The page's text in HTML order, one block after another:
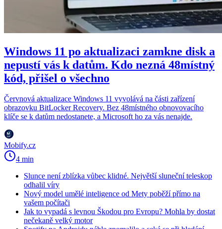
Windows 11 po aktualizaci zamkne disk a
nepustí vás k datům. Kdo nezná 48místný
kód, přišel o všechno
Červnová aktualizace Windows 11 vyvolává na části zařízení
obrazovku BitLocker Recovery. Bez 48místného obnovovacího
klíče se k datům nedostanete, a Microsoft ho za vás nenajde.
Mobify.cz
4 min
Slunce není zblízka vůbec klidné. Největší sluneční teleskop
odhalil víry
Nový model umělé inteligence od Mety poběží přímo na
vašem počítači
Jak to vypadá s levnou Škodou pro Evropu? Mohla by dostat
nečekaně velký motor